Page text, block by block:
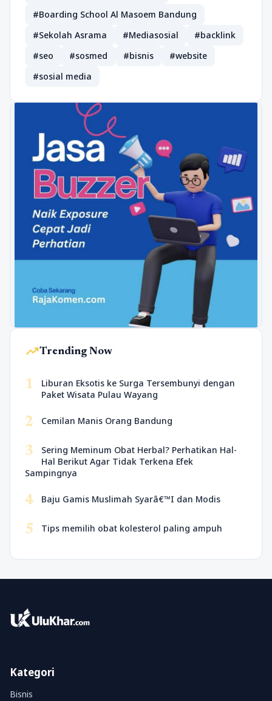
#Boarding School Al Masoem Bandung
#Sekolah Asrama
#Mediasosial
#backlink
#seo
#sosmed #bisnis
#website
#sosial media
trending_upTrending Now
1
Liburan Eksotis ke Surga Tersembunyi dengan
Paket Wisata Pulau Wayang
2 Cemilan Manis Orang Bandung
3
Sering Meminum Obat Herbal? Perhatikan Hal-
Hal Berikut Agar Tidak Terkena Efek
Sampingnya
4 Baju Gamis Muslimah Syarâ€™I dan Modis
5 Tips memilih obat kolesterol paling ampuh
Kategori
Bisnis